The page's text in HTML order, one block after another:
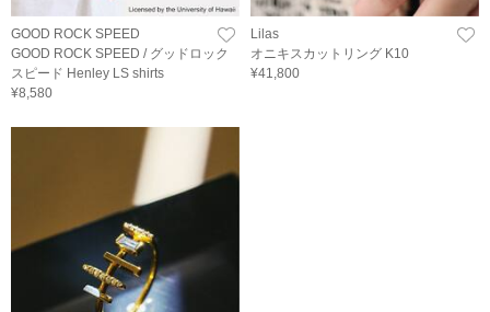
GOOD ROCK SPEED
GOOD ROCK SPEED / グッドロック
スピード Henley LS shirts
¥8,580
Lilas
オニキスカットリング K10
¥41,800